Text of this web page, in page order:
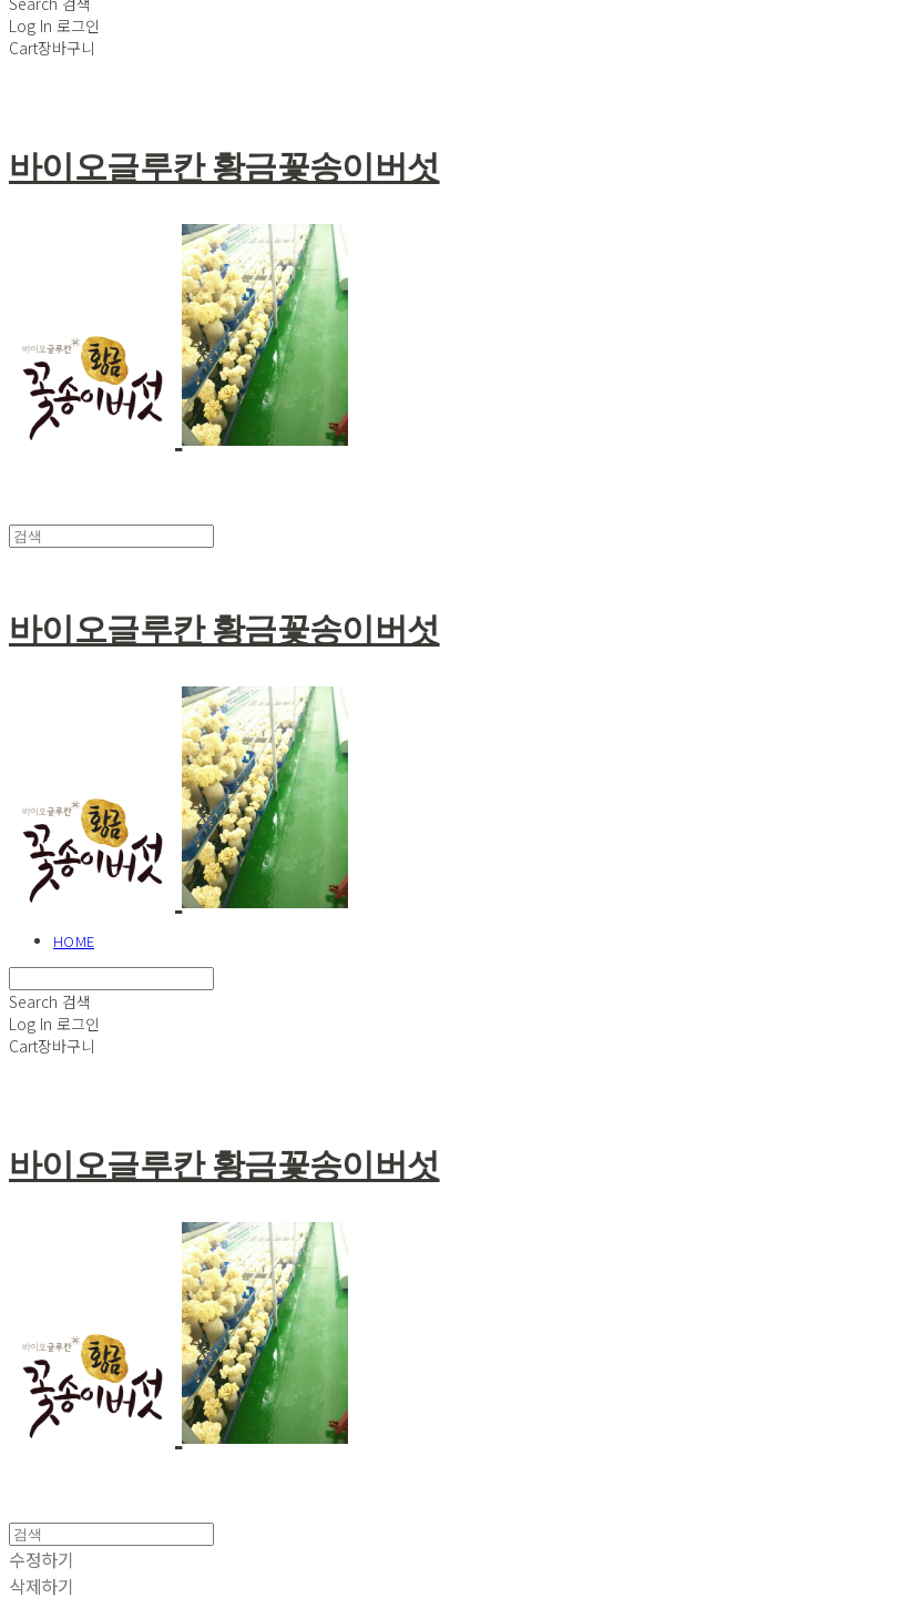
Log In 로그인
Cart장바구니
바이오글루칸 황금꽃송이버섯
바이오글루칸 황금꽃송이버섯
HOME
Search 검색
Log In 로그인
Cart장바구니
바이오글루칸 황금꽃송이버섯
수정하기
삭제하기